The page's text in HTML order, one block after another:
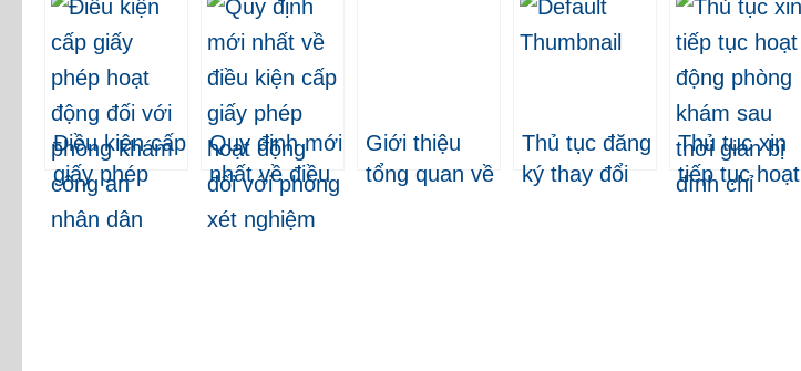
Điều kiện cấp
giấy phép
hoạt động
đối với bệnh
Quy định mới
nhất về điều
kiện cấp giấy
phép hoạt
Giới thiệu
tổng quan về
Thủ tục đăng
ký thay đổi
Thủ tục xin
tiếp tục hoạt